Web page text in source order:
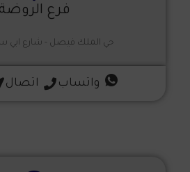
فرع الروضة
حي الملك فيصل - شارع ابي
واتساب اتصال